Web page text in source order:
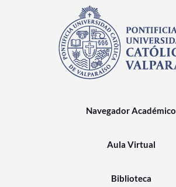
Navegador Académico
Aula Virtual
Biblioteca